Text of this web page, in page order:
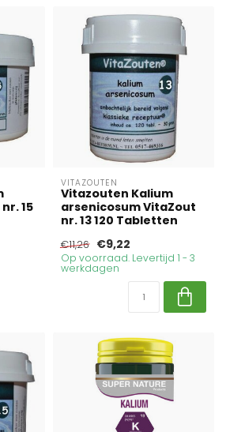
15
VITAZOUTEN
Vitazouten Kalium
arsenicosum VitaZout
nr. 13 120 Tabletten
€11,26 €9,22
Op voorraad. Levertijd 1 - 3
werkdagen